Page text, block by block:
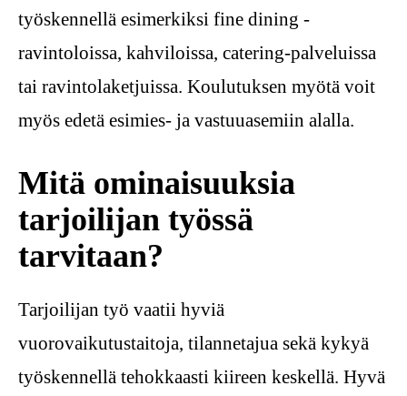
työskennellä esimerkiksi fine dining -
ravintoloissa, kahviloissa, catering-palveluissa
tai ravintolaketjuissa. Koulutuksen myötä voit
myös edetä esimies- ja vastuuasemiin alalla.
Mitä ominaisuuksia
tarjoilijan työssä
tarvitaan?
Tarjoilijan työ vaatii hyviä
vuorovaikutustaitoja, tilannetajua sekä kykyä
työskennellä tehokkaasti kiireen keskellä. Hyvä